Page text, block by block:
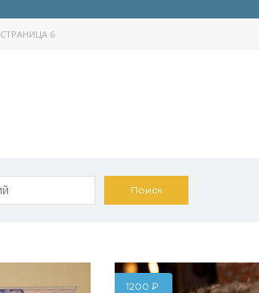
СТРАНИЦА 6
1200 ₽